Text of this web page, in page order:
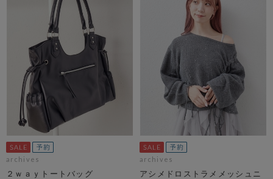
archives
２ｗａｙトートバッグ
archives
アシメドロストラメメッシュニ